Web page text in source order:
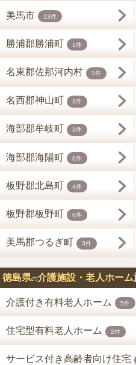
美馬市 13件
勝浦郡勝浦町 1件
名東郡佐那河内村 1件
名西郡神山町 3件
海部郡牟岐町 3件
海部郡海陽町 6件
板野郡北島町 4件
板野郡板野町 6件
美馬郡つるぎ町 3件
徳島県の介護施設・老人ホーム
介護付き有料老人ホーム 5件
住宅型有料老人ホーム 2件
サービス付き高齢者向け住宅